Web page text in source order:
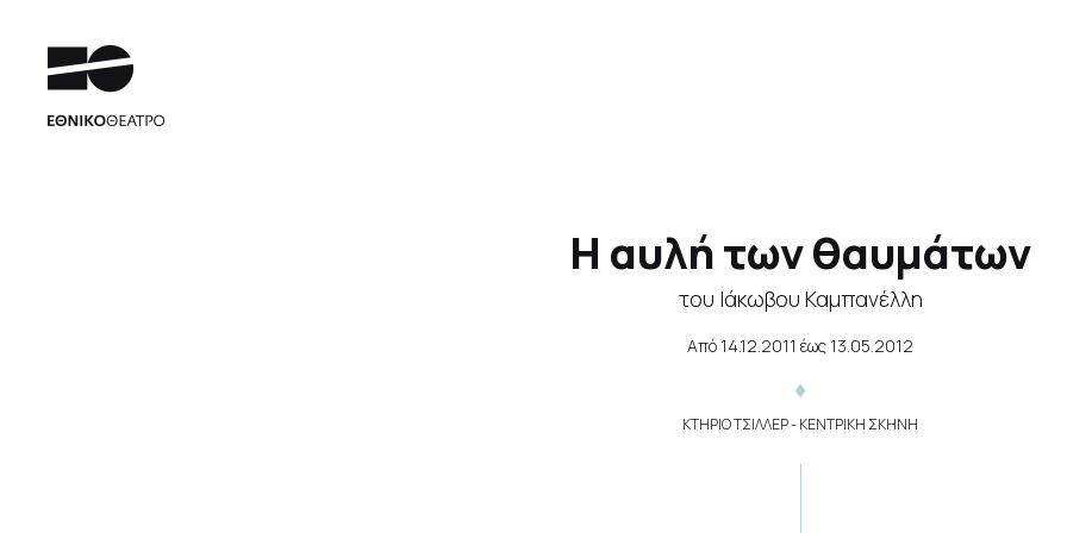
Η αυλή των θαυμάτων
του Ιάκωβου Καμπανέλλη
Από 14.12.2011 έως 13.05.2012
ΚΤΗΡΙΟ ΤΣΙΛΛΕΡ - ΚΕΝΤΡΙΚΗ ΣΚΗΝΗ